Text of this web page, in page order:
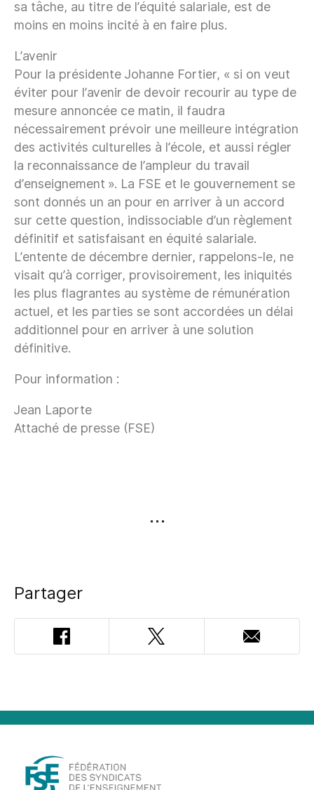
sa tâche, au titre de l’équité salariale, est de
moins en moins incité à en faire plus.
L’avenir
Pour la présidente Johanne Fortier, « si on veut
éviter pour l’avenir de devoir recourir au type de
mesure annoncée ce matin, il faudra
nécessairement prévoir une meilleure intégration
des activités culturelles à l’école, et aussi régler
la reconnaissance de l’ampleur du travail
d’enseignement ». La FSE et le gouvernement se
sont donnés un an pour en arriver à un accord
sur cette question, indissociable d’un règlement
définitif et satisfaisant en équité salariale.
L’entente de décembre dernier, rappelons-le, ne
visait qu’à corriger, provisoirement, les iniquités
les plus flagrantes au système de rémunération
actuel, et les parties se sont accordées un délai
additionnel pour en arriver à une solution
définitive.
Pour information :
Jean Laporte
Attaché de presse (FSE)
Partager
Facebook Twitter
Adresse
courriel